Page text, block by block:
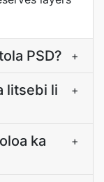
PSD? +
litsebi li
+
ka
+